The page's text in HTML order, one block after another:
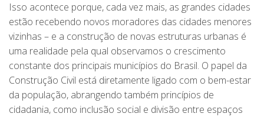
Isso acontece porque, cada vez mais, as grandes cidades
estão recebendo novos moradores das cidades menores
vizinhas – e a construção de novas estruturas urbanas é
uma realidade pela qual observamos o crescimento
constante dos principais municípios do Brasil. O papel da
Construção Civil está diretamente ligado com o bem-estar
da população, abrangendo também princípios de
cidadania, como inclusão social e divisão entre espaços